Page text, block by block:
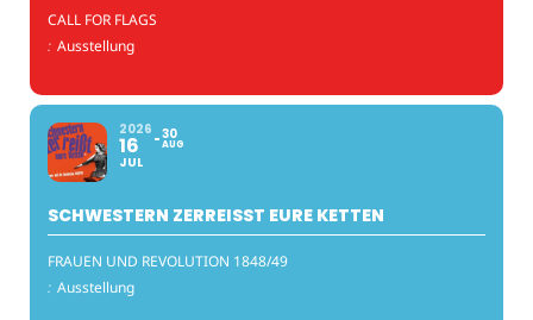
CALL FOR FLAGS
: Ausstellung
2026
16
JUL
30
AUG
SCHWESTERN ZERREISST EURE KETTEN
FRAUEN UND REVOLUTION 1848/49
: Ausstellung